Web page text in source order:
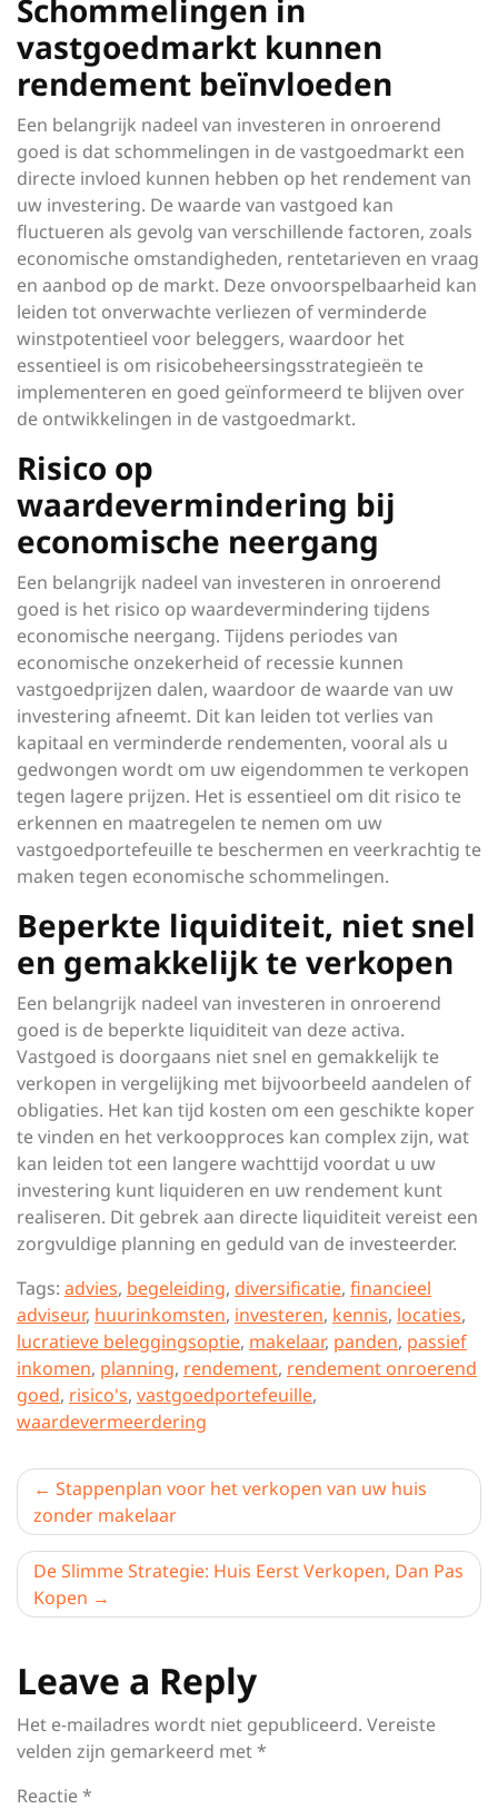
Schommelingen in
vastgoedmarkt kunnen
rendement beïnvloeden
Een belangrijk nadeel van investeren in onroerend
goed is dat schommelingen in de vastgoedmarkt een
directe invloed kunnen hebben op het rendement van
uw investering. De waarde van vastgoed kan
fluctueren als gevolg van verschillende factoren, zoals
economische omstandigheden, rentetarieven en vraag
en aanbod op de markt. Deze onvoorspelbaarheid kan
leiden tot onverwachte verliezen of verminderde
winstpotentieel voor beleggers, waardoor het
essentieel is om risicobeheersingsstrategieën te
implementeren en goed geïnformeerd te blijven over
de ontwikkelingen in de vastgoedmarkt.
Risico op
waardevermindering bij
economische neergang
Een belangrijk nadeel van investeren in onroerend
goed is het risico op waardevermindering tijdens
economische neergang. Tijdens periodes van
economische onzekerheid of recessie kunnen
vastgoedprijzen dalen, waardoor de waarde van uw
investering afneemt. Dit kan leiden tot verlies van
kapitaal en verminderde rendementen, vooral als u
gedwongen wordt om uw eigendommen te verkopen
tegen lagere prijzen. Het is essentieel om dit risico te
erkennen en maatregelen te nemen om uw
vastgoedportefeuille te beschermen en veerkrachtig te
maken tegen economische schommelingen.
Beperkte liquiditeit, niet snel
en gemakkelijk te verkopen
Een belangrijk nadeel van investeren in onroerend
goed is de beperkte liquiditeit van deze activa.
Vastgoed is doorgaans niet snel en gemakkelijk te
verkopen in vergelijking met bijvoorbeeld aandelen of
obligaties. Het kan tijd kosten om een geschikte koper
te vinden en het verkoopproces kan complex zijn, wat
kan leiden tot een langere wachttijd voordat u uw
investering kunt liquideren en uw rendement kunt
realiseren. Dit gebrek aan directe liquiditeit vereist een
zorgvuldige planning en geduld van de investeerder.
Tags: advies, begeleiding, diversificatie, financieel
adviseur, huurinkomsten, investeren, kennis, locaties,
lucratieve beleggingsoptie, makelaar, panden, passief
inkomen, planning, rendement, rendement onroerend
goed, risico's, vastgoedportefeuille,
waardevermeerdering
Berichtnavigatie
Stappenplan voor het verkopen van uw huis
zonder makelaar
De Slimme Strategie: Huis Eerst Verkopen, Dan Pas
Kopen
Leave a Reply
Het e-mailadres wordt niet gepubliceerd. Vereiste
velden zijn gemarkeerd met*
Reactie*